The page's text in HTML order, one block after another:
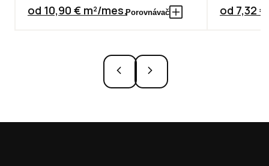
od 10,90 € m²/mes.Porovnávač od 7,32